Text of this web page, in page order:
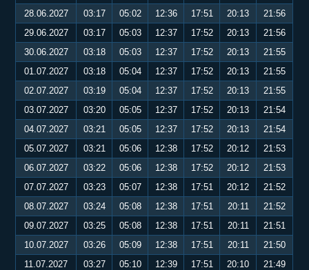
28.06.2027
03:17 05:02 12:36 17:51 20:13
21:56
29.06.2027
03:17 05:03 12:37 17:52 20:13
21:56
30.06.2027
03:18 05:03 12:37 17:52 20:13
21:55
01.07.2027
03:18 05:04 12:37 17:52 20:13
21:55
02.07.2027
03:19 05:04 12:37 17:52 20:13
21:55
03.07.2027
03:20 05:05 12:37 17:52 20:13
21:54
04.07.2027
03:21 05:05 12:37 17:52 20:13
21:54
05.07.2027
03:21 05:06 12:38 17:52 20:12
21:53
06.07.2027
03:22 05:06 12:38 17:52 20:12
21:53
07.07.2027
03:23 05:07 12:38 17:51 20:12
21:52
08.07.2027
03:24 05:08 12:38 17:51 20:11
21:52
09.07.2027
03:25 05:08 12:38 17:51 20:11
21:51
10.07.2027
03:26 05:09 12:38 17:51 20:11
21:50
11.07.2027
03:27 05:10 12:39 17:51 20:10
21:49